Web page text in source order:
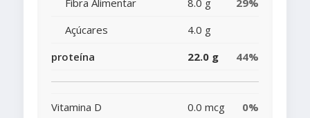
Fibra Alimentar 8.0 g
29%
Açúcares
4.0 g
proteína
22.0 g 44%
Vitamina D 0.0 mcg
0%